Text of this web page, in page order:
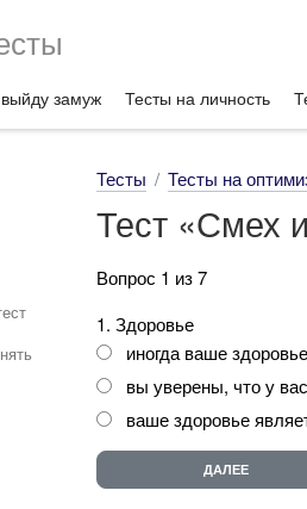
замуж Тесты на личность
Тесты Тесты на
Тест «Смех
Вопрос 1 из 7
1. Здоровье
иногда ваше
вы уверены, что у
ваше здоровье